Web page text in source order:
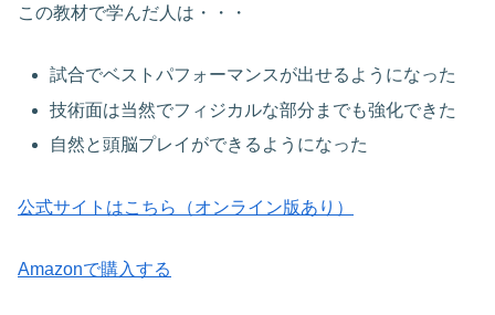
この教材で学んだ人は・・・
試合でベストパフォーマンスが出せるようになった
技術面は当然でフィジカルな部分までも強化できた
自然と頭脳プレイができるようになった
公式サイトはこちら（オンライン版あり）
Amazonで購入する